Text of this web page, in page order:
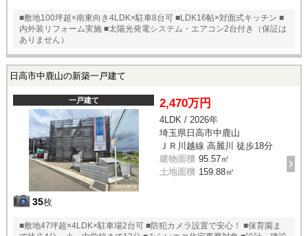
■敷地100坪超×南東向き4LDK×駐車8台可 ■LDK16帖×対面式キッチン ■
内外装リフォーム実施 ■太陽光発電システム・エアコン2台付き（保証は
ありません）
日高市中鹿山の新築一戸建て
一戸建て
35枚
2,470万円
4LDK / 2026年
埼玉県日高市中鹿山
ＪＲ川越線 高麗川 徒歩18分
建物面積 95.57㎡
土地面積 159.88㎡
■敷地47坪超×4LDK×駐車場2台可 ■防犯カメラ設置で安心！ ■保育園ま